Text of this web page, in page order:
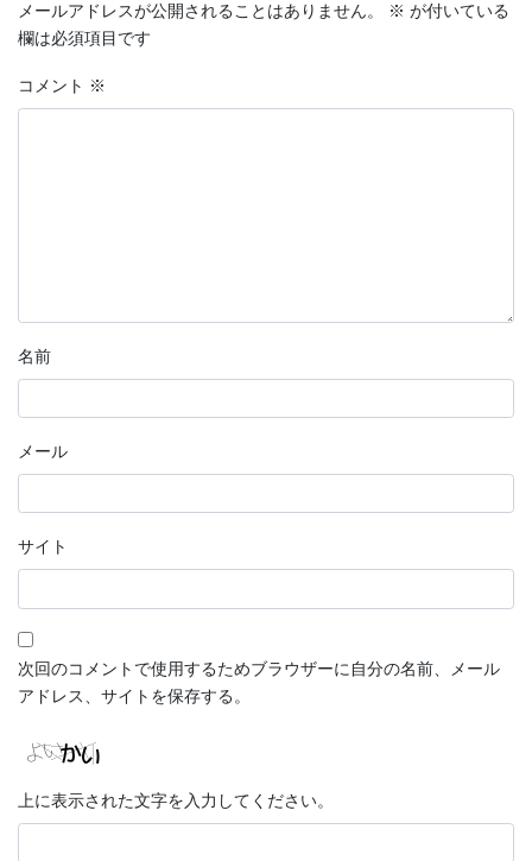
メールアドレスが公開されることはありません。 ※ が付いている
欄は必須項目です
コメント ※
名前
メール
サイト
次回のコメントで使用するためブラウザーに自分の名前、メール
アドレス、サイトを保存する。
上に表示された文字を入力してください。